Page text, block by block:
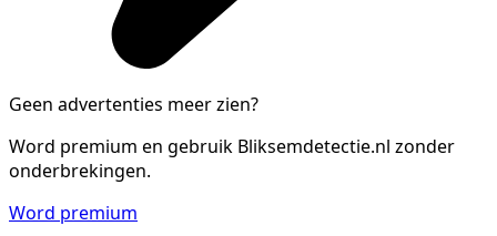
Geen advertenties meer zien?
Word premium en gebruik Bliksemdetectie.nl zonder
onderbrekingen.
Word premium